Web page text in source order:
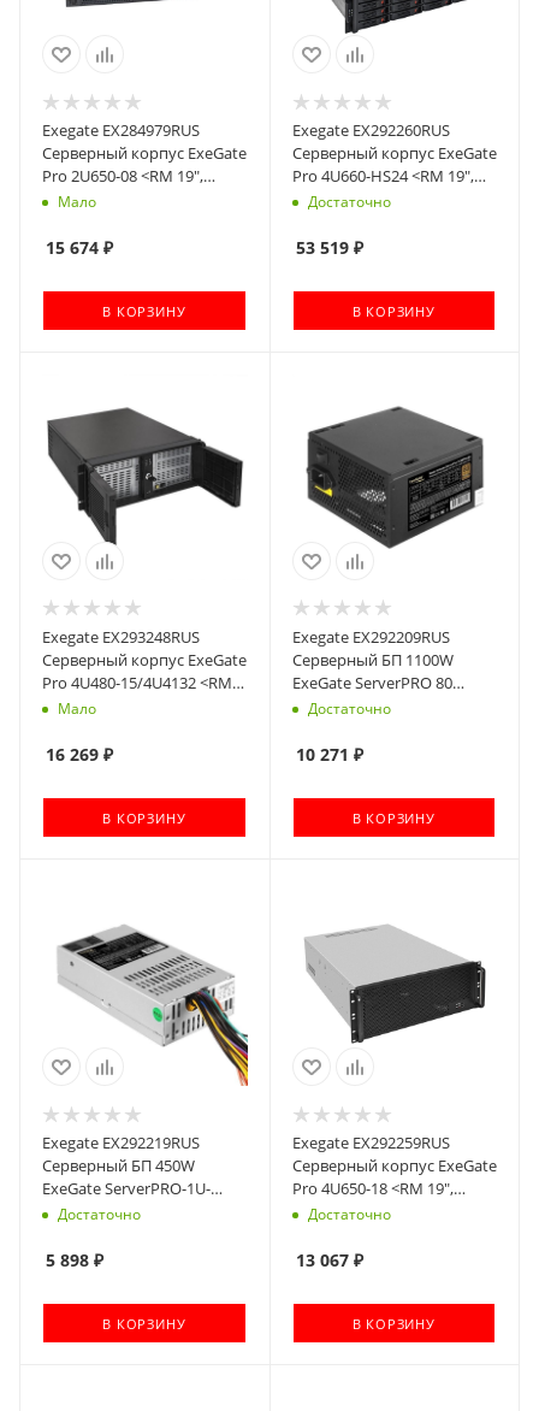
Exegate EX284979RUS
Серверный корпус ExeGate
Pro 2U650-08 <RM 19",
высота 2U, глубина 650, БП
Мало
15 674 ₽
В КОРЗИНУ
Exegate EX292260RUS
Серверный корпус ExeGate
Pro 4U660-HS24 <RM 19",
высота 4U, глубина 660,
Достаточно
53 519₽
В КОРЗИНУ
Exegate EX293248RUS
Серверный корпус ExeGate
Pro 4U480-15/4U4132 <RM
19", высота 4U, глубина
Мало
16 269 ₽
В КОРЗИНУ
Exegate EX292209RUS
Серверный БП 1100W
ExeGate ServerPRO 80
PLUS® Bronze 1100PPH-SE
КПД 89% (80 PLUS Bronze),
6xPCI-E, 8xSATA, 4xIDE, box,
Достаточно
10 271 ₽
В КОРЗИНУ
Exegate EX292219RUS
Серверный БП 450W
ExeGate ServerPRO-1U-
F450AS (Flex ATX, APFC, КПД
24pin, 4pin, 3xSATA, 2xIDE)
Достаточно
5 898 ₽
В КОРЗИНУ
Exegate EX292259RUS
Серверный корпус ExeGate
Pro 4U650-18 <RM 19",
высота 4U, глубина 650,
Достаточно
13 067₽
В КОРЗИНУ